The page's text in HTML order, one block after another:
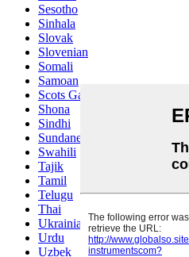
Sesotho
Sinhala
Slovak
Slovenian
Somali
Samoan
Scots Gaelic
Shona
Sindhi
Sundanese
Swahili
Tajik
Tamil
Telugu
Thai
Ukrainian
Urdu
Uzbek